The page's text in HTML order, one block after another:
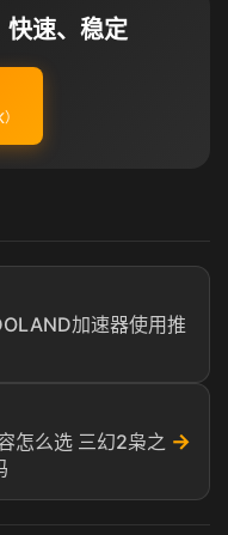
快速、稳定
加速器使用推
怎么选 三幻2枭之 →